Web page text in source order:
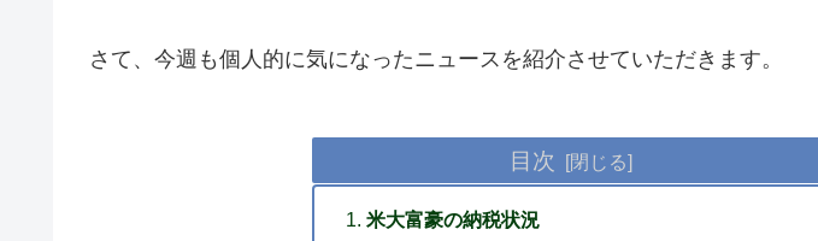
さて、今週も個人的に気になったニュースを紹介させていただきます。
目次
米大富豪の納税状況